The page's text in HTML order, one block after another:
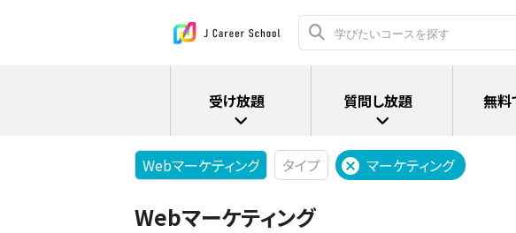
Webマーケティング タイプ マーケティング
Webマーケティング
受け放題 質問し放題 無料